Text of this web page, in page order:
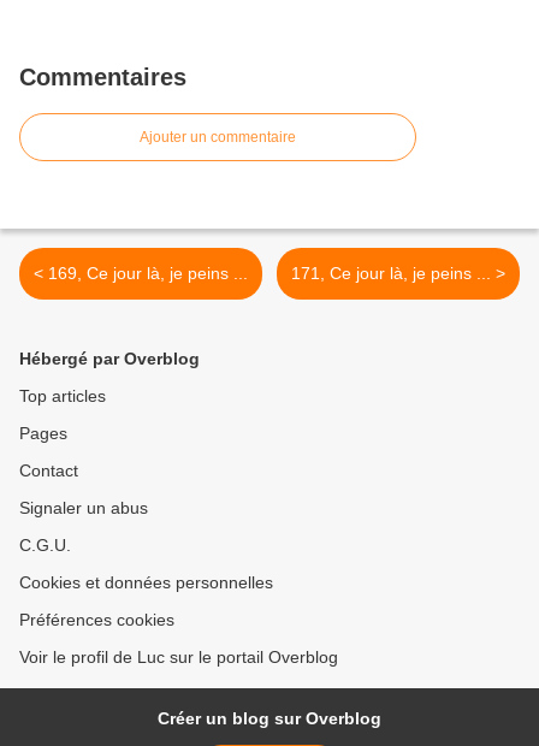
Commentaires
Ajouter un commentaire
< 169, Ce jour là, je peins ... 171, Ce jour là, je peins ... >
Hébergé par Overblog
Top articles
Pages
Contact
Signaler un abus
C.G.U.
Cookies et données personnelles
Préférences cookies
Voir le profil de Luc sur le portail Overblog
Créer un blog sur Overblog